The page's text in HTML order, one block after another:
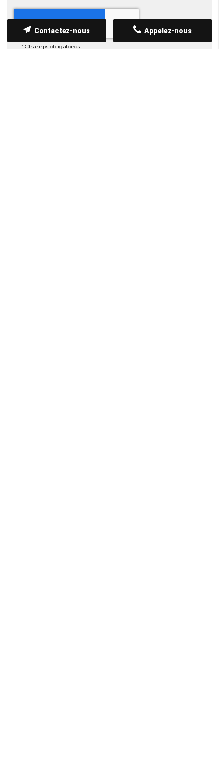
* Champs obligatoires
Appelez-nous
Contactez-nous